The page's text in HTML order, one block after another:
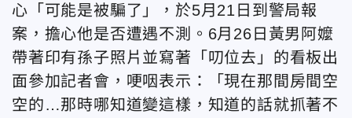
心「可能是被騙了」，於5月21日到警局報
案，擔心他是否遭遇不測。6月26日黃男阿嬤
帶著印有孫子照片並寫著「叨位去」的看板出
面參加記者會，哽咽表示：「現在那間房間空
空的…那時哪知道變這樣，知道的話就抓著不